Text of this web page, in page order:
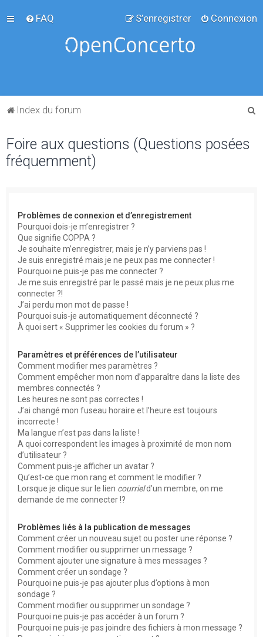
FAQ Connexion
S’enregistrer
Index du forum
Foire aux questions (Questions posées
fréquemment)
Problèmes de connexion et d’enregistrement
Pourquoi dois-je m’enregistrer ?
Que signifie COPPA ?
Je souhaite m’enregistrer, mais je n’y parviens pas !
Je suis enregistré mais je ne peux pas me connecter !
Pourquoi ne puis-je pas me connecter ?
Je me suis enregistré par le passé mais je ne peux plus me
connecter ?!
J’ai perdu mon mot de passe !
Pourquoi suis-je automatiquement déconnecté ?
À quoi sert « Supprimer les cookies du forum » ?
Paramètres et préférences de l’utilisateur
Comment modifier mes paramètres ?
Comment empêcher mon nom d’apparaître dans la liste des
membres connectés ?
Les heures ne sont pas correctes !
J’ai changé mon fuseau horaire et l’heure est toujours
incorrecte !
Ma langue n’est pas dans la liste !
A quoi correspondent les images à proximité de mon nom
d’utilisateur ?
Comment puis-je afficher un avatar ?
Qu’est-ce que mon rang et comment le modifier ?
Lorsque je clique sur le lien courrield’un membre, on me
demande de me connecter !?
Problèmes liés à la publication de messages
Comment créer un nouveau sujet ou poster une réponse ?
Comment modifier ou supprimer un message ?
Comment ajouter une signature à mes messages ?
Comment créer un sondage ?
Pourquoi ne puis-je pas ajouter plus d’options à mon
sondage ?
Comment modifier ou supprimer un sondage ?
Pourquoi ne puis-je pas accéder à un forum ?
Pourquoi ne puis-je pas joindre des fichiers à mon message ?